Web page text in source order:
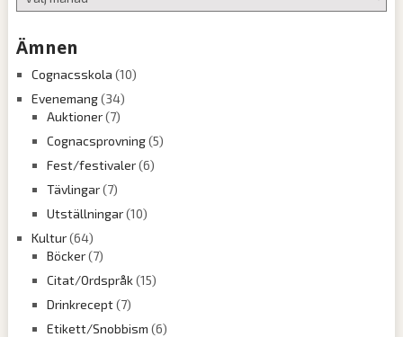
Ämnen
Cognacsskola (10)
Evenemang(34)
Auktioner(7)
Cognacsprovning(5)
Fest/festivaler(6)
Tävlingar(7)
Utställningar(10)
Kultur(64)
Böcker(7)
Citat/Ordspråk(15)
Drinkrecept(7)
Etikett/Snobbism (6)